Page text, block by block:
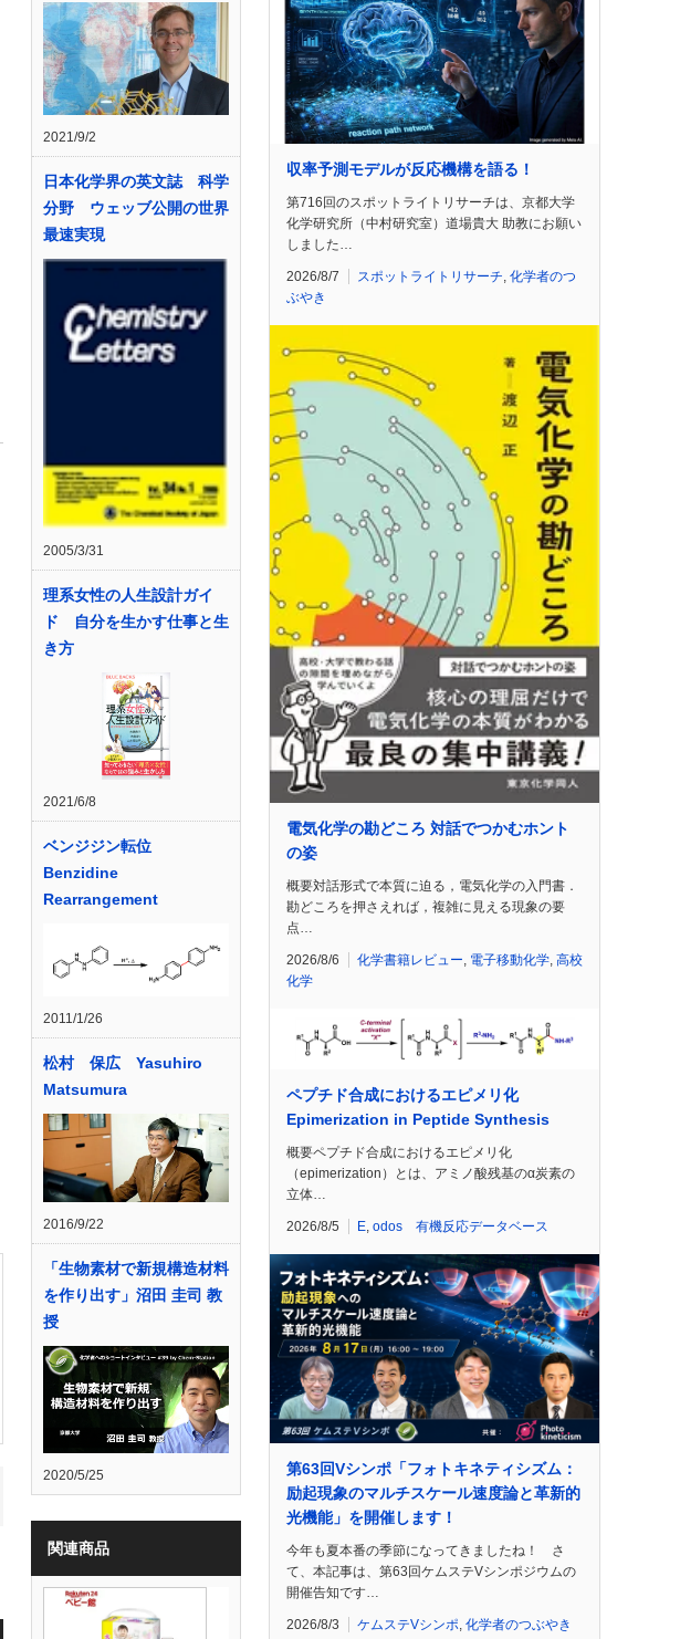
2021/9/2
日本化学界の英文誌 科学
分野 ウェッブ公開の世界
最速実現
2005/3/31
理系女性の人生設計ガイ
ド 自分を生かす仕事と生
き方
2021/6/8
ベンジジン転位
Benzidine
Rearrangement
2011/1/26
松村 保広 Yasuhiro
Matsumura
2016/9/22
「生物素材で新規構造材料
を作り出す」沼田 圭司 教
授
2020/5/25
関連商品
収率予測モデルが反応機構を語る！
第716回のスポットライトリサーチは、京都大学
化学研究所（中村研究室）道場貴大 助教にお願い
しました…
2026/8/7 スポットライトリサーチ 化学者のつ
ぶやき
電気化学の勘どころ 対話でつかむホント
の姿
概要対話形式で本質に迫る，電気化学の入門書．
勘どころを押さえれば，複雑に見える現象の要
点…
2026/8/6 化学書籍レビュー 電子移動化学 高校
化学
ペプチド合成におけるエピメリ化
Epimerization in Peptide Synthesis
概要ペプチド合成におけるエピメリ化
（epimerization）とは、アミノ酸残基のα炭素の
立体…
2026/8/5 E odos 有機反応データベース
第63回Vシンポ「フォトキネティシズム：
励起現象のマルチスケール速度論と革新的
光機能」を開催します！
今年も夏本番の季節になってきましたね！ さ
て、本記事は、第63回ケムステVシンポジウムの
開催告知です…
2026/8/3 ケムステVシンポ, 化学者のつぶやき